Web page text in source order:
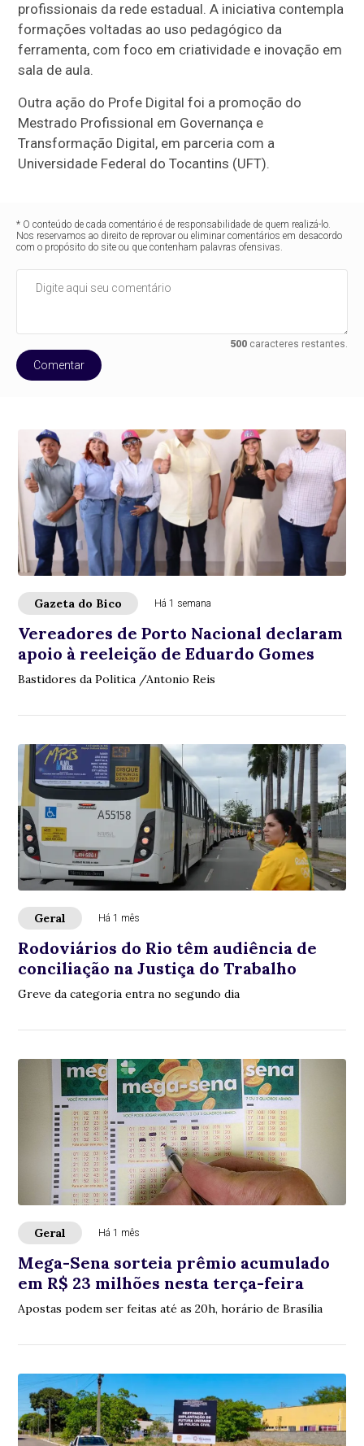
profissionais da rede estadual. A iniciativa contempla
formações voltadas ao uso pedagógico da
ferramenta, com foco em criatividade e inovação em
sala de aula.
Outra ação do Profe Digital foi a promoção do
Mestrado Profissional em Governança e
Transformação Digital, em parceria com a
Universidade Federal do Tocantins (UFT).
* O conteúdo de cada comentário é de responsabilidade de quem realizá-lo.
Nos reservamos ao direito de reprovar ou eliminar comentários em desacordo
com o propósito do site ou que contenham palavras ofensivas.
500caracteres restantes.
Comentar
Gazeta do Bico Há 1 semana
Vereadores de Porto Nacional declaram
apoio à reeleição de Eduardo Gomes
Bastidores da Politica /Antonio Reis
Geral Há 1 mês
Rodoviários do Rio têm audiência de
conciliação na Justiça do Trabalho
Greve da categoria entra no segundo dia
Geral Há 1 mês
Mega-Sena sorteia prêmio acumulado
em R$ 23 milhões nesta terça-feira
Apostas podem ser feitas até as 20h, horário de Brasília